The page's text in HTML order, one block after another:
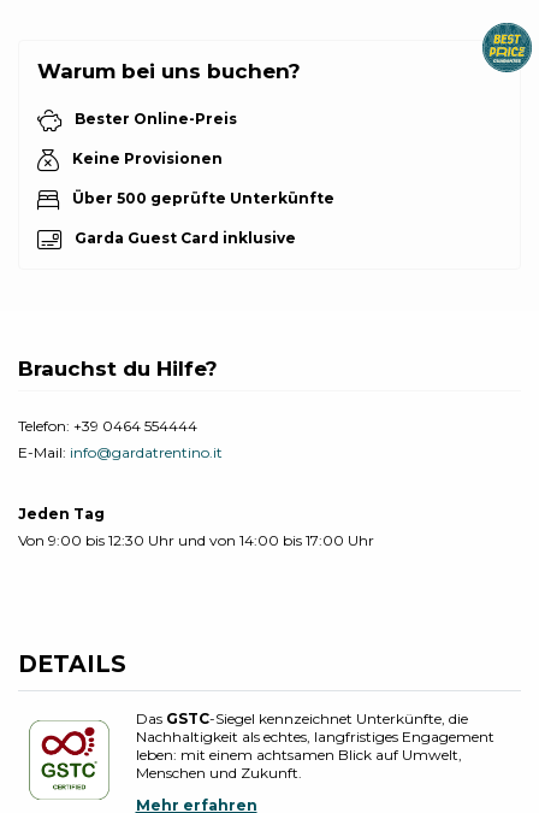
Warum bei uns buchen?
Bester Online-Preis
Keine Provisionen
Über 500 geprüfte Unterkünfte
Garda Guest Card inklusive
Brauchst du Hilfe?
Telefon: +39 0464 554444
E-Mail: info@gardatrentino.it
Jeden Tag
Von 9:00 bis 12:30 Uhr und von 14:00 bis 17:00 Uhr
DETAILS
Das GSTC-Siegel kennzeichnet Unterkünfte, die
Nachhaltigkeit als echtes, langfristiges Engagement
leben: mit einem achtsamen Blick auf Umwelt,
Menschen und Zukunft.
Mehr erfahren